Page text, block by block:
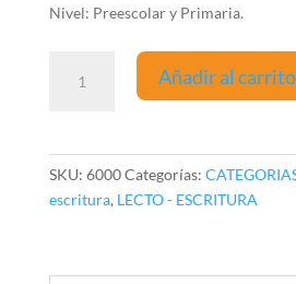
Nivel: Preescolar y Primaria.
Impresas
Añadir al carrito
SKU: 6000Categorías:
escritura, LECTO - ESCRITURA